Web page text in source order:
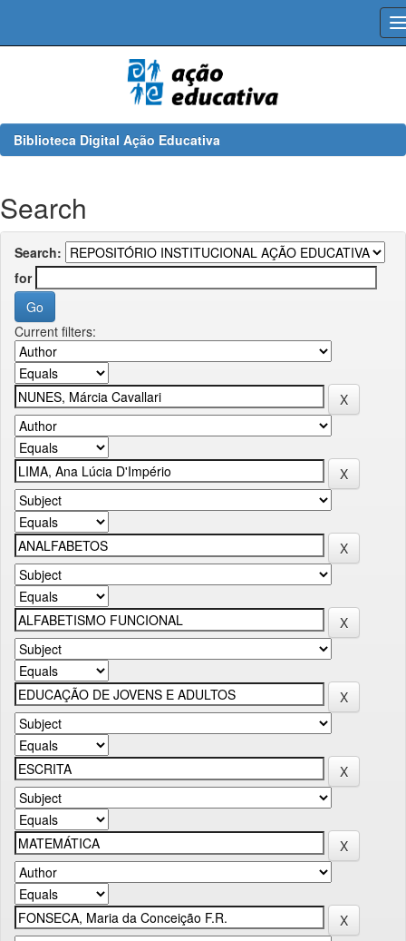
Biblioteca Digital Ação Educativa
Search
Search:
for
Current filters: